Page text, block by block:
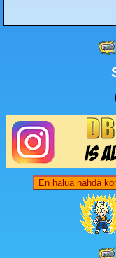
En halua nähdä